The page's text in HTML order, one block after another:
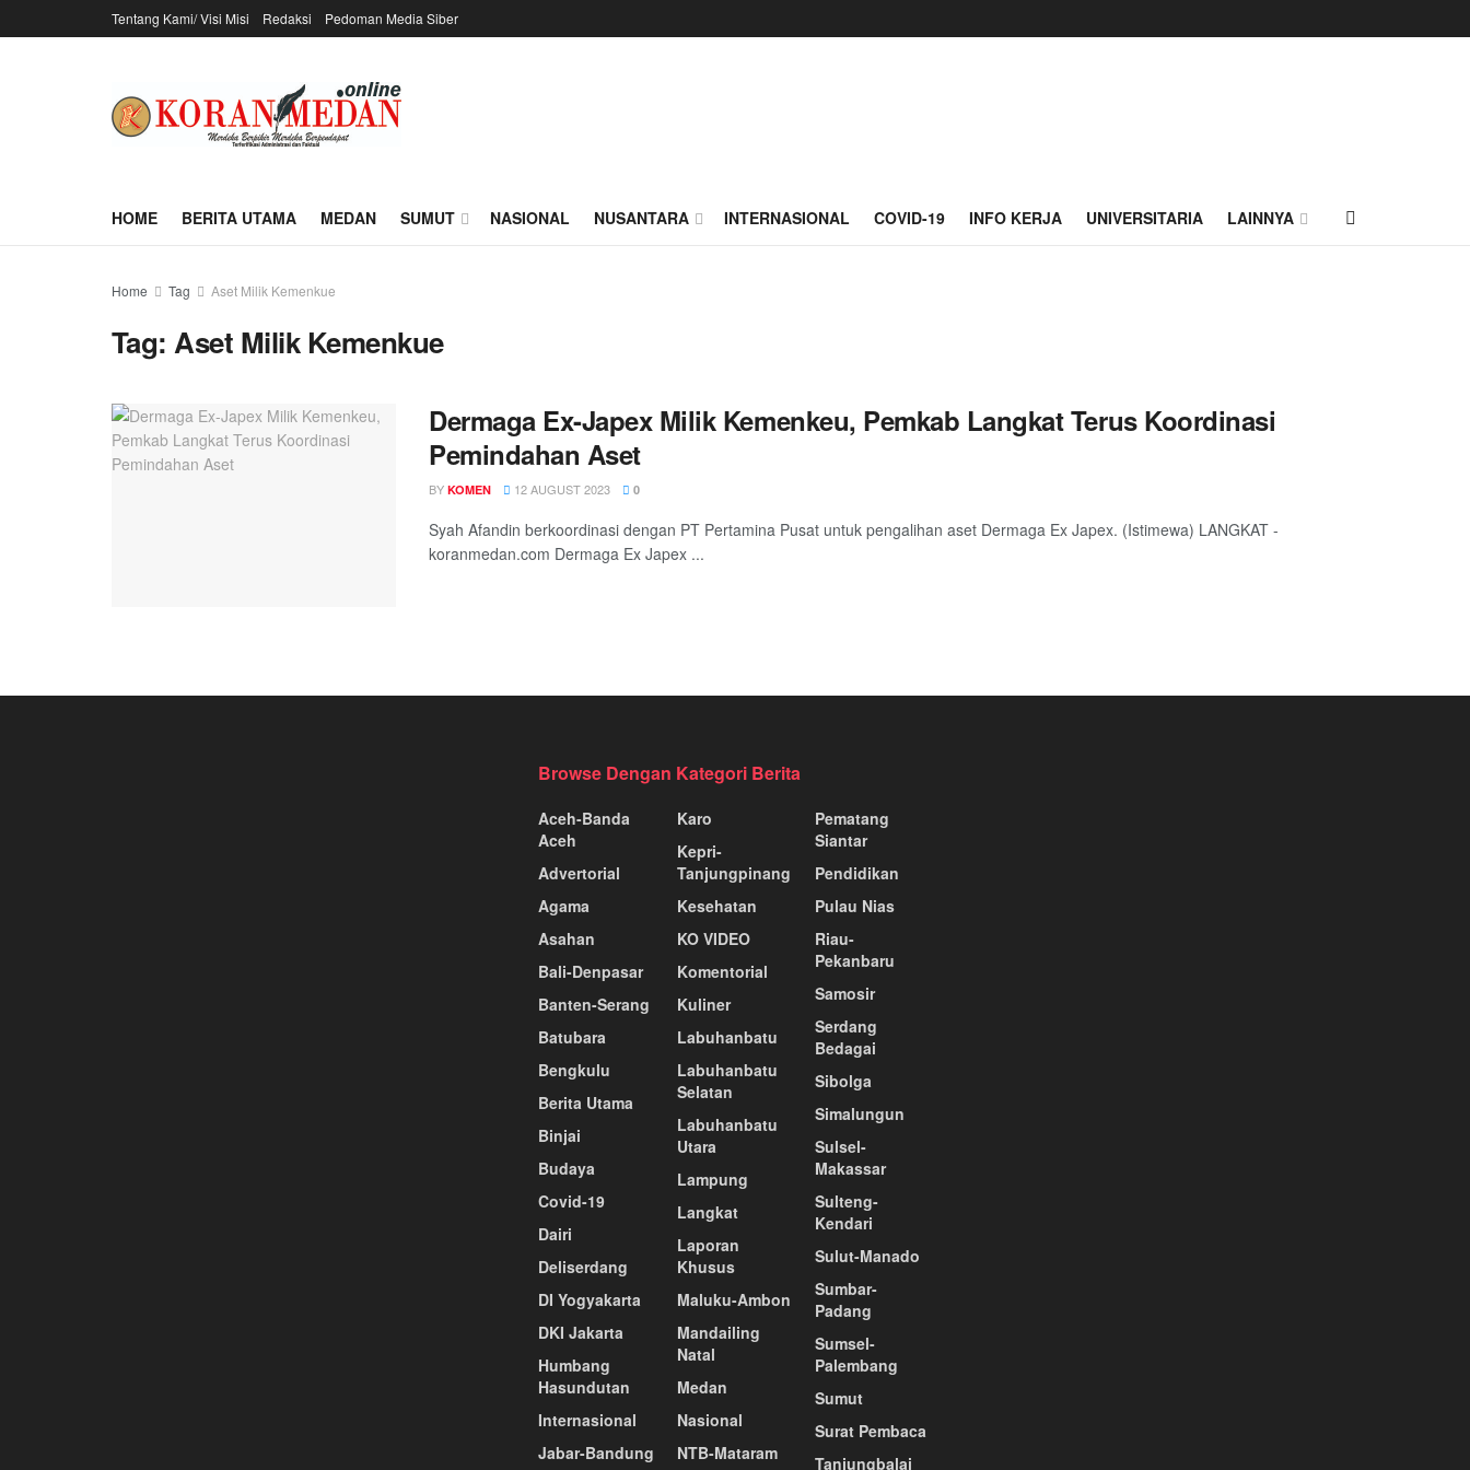
Tentang Kami/ Visi Misi Redaksi Pedoman Media Siber
HOME BERITA UTAMA MEDAN SUMUT NASIONAL NUSANTARA INTERNASIONAL COVID-19 INFO KERJA UNIVERSITARIA LAINNYA
Home Tag Aset Milik Kemenkue
Tag:Aset Milik Kemenkue
Dermaga Ex-Japex Milik Kemenkeu, Pemkab Langkat Terus Koordinasi
Pemindahan Aset
BY KOMEN 12 AUGUST 2023 0
Syah Afandin berkoordinasi dengan PT Pertamina Pusat untuk pengalihan aset Dermaga Ex Japex. (Istimewa) LANGKAT -
koranmedan.com Dermaga Ex Japex ...
Browse Dengan Kategori Berita
Aceh-Banda
Aceh
Advertorial
Agama
Asahan
Bali-Denpasar
Banten-Serang
Batubara
Bengkulu
Berita Utama
Binjai
Budaya
Covid-19
Dairi
Deliserdang
DI Yogyakarta
DKI Jakarta
Humbang
Hasundutan
Internasional
Jabar-Bandung
Karo
Kepri-
Tanjungpinang
Kesehatan
KO VIDEO
Komentorial
Kuliner
Labuhanbatu
Labuhanbatu
Selatan
Labuhanbatu
Utara
Lampung
Langkat
Laporan
Khusus
Maluku-Ambon
Mandailing
Natal
Medan
Nasional
NTB-Mataram
Pematang
Siantar
Pendidikan
Pulau Nias
Riau-
Pekanbaru
Samosir
Serdang
Bedagai
Sibolga
Simalungun
Sulsel-
Makassar
Sulteng-
Kendari
Sulut-Manado
Sumbar-
Padang
Sumsel-
Palembang
Sumut
Surat Pembaca
Tanjungbalai